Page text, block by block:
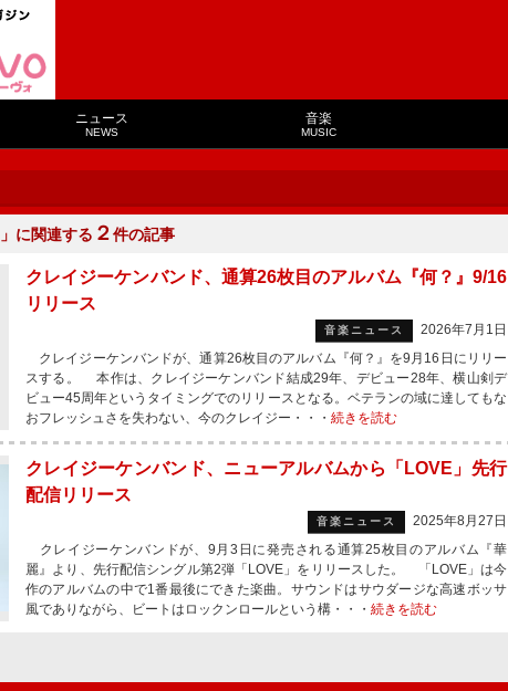
ニュース
NEWS
音楽
MUSIC
」に関連する ２件の記事
クレイジーケンバンド、通算26枚目のアルバム『何？』9/16
リリース
音楽ニュース
2026年7月1日
クレイジーケンバンドが、通算26枚目のアルバム『何？』を9月16日にリリー
スする。 本作は、クレイジーケンバンド結成29年、デビュー28年、横山剣デ
ビュー45周年というタイミングでのリリースとなる。ベテランの域に達してもな
おフレッシュさを失わない、今のクレイジー・・・ 続きを読む
クレイジーケンバンド、ニューアルバムから「LOVE」先行
配信リリース
音楽ニュース
2025年8月27日
クレイジーケンバンドが、9月3日に発売される通算25枚目のアルバム『華
麗』より、先行配信シングル第2弾「LOVE」をリリースした。 「LOVE」は今
作のアルバムの中で1番最後にできた楽曲。サウンドはサウダージな高速ボッサ
風でありながら、ビートはロックンロールという構・・・ 続きを読む